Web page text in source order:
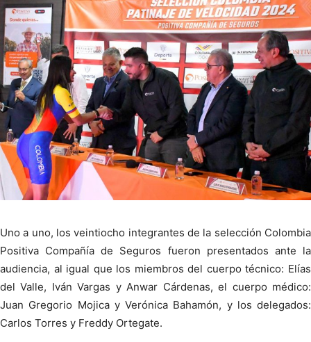
Uno a uno, los veintiocho integrantes de la selección Colombia
Positiva Compañía de Seguros fueron presentados ante la
audiencia, al igual que los miembros del cuerpo técnico: Elías
del Valle, Iván Vargas y Anwar Cárdenas, el cuerpo médico:
Juan Gregorio Mojica y Verónica Bahamón, y los delegados:
Carlos Torres y Freddy Ortegate.